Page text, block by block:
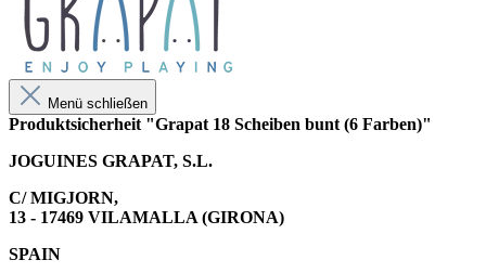
Menü schließen
Produktsicherheit "Grapat 18 Scheiben bunt (6 Farben)"
JOGUINES GRAPAT, S.L.
C/ MIGJORN,
13 - 17469 VILAMALLA (GIRONA)
SPAIN